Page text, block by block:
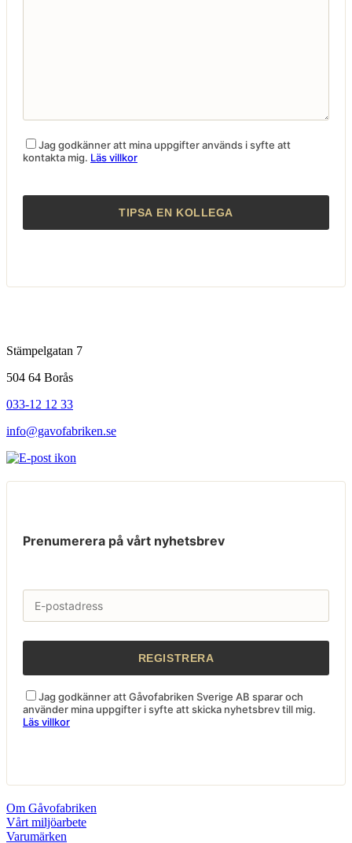
Jag godkänner att mina uppgifter används i syfte att
kontakta mig. Läs villkor
Stämpelgatan 7
504 64 Borås
033-12 12 33
info@gavofabriken.se
Prenumerera på vårt nyhetsbrev
Jag godkänner att Gåvofabriken Sverige AB sparar och
använder mina uppgifter i syfte att skicka nyhetsbrev till mig.
Läs villkor
Om Gåvofabriken
Vårt miljöarbete
Varumärken